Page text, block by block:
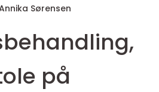
Sørensen
på